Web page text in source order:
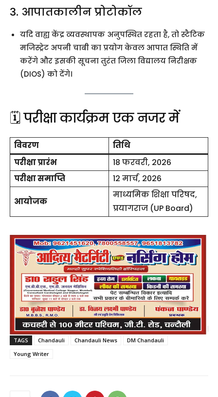
3. आपातकालीन प्रोटोकॉल
यदि वाह्य केंद्र व्यवस्थापक अनुपस्थित रहता है, तो स्टैटिक
मजिस्ट्रेट अपनी चाबी का प्रयोग केवल आपात स्थिति में
करेंगे और इसकी सूचना तुरंत जिला विद्यालय निरीक्षक
(DIOS) को देंगे।
🗓️ परीक्षा कार्यक्रम एक नजर में
विवरण
तिथि
परीक्षा प्रारंभ
18 फरवरी, 2026
परीक्षा समाप्ति
12 मार्च, 2026
आयोजक
माध्यमिक शिक्षा परिषद,
प्रयागराज (UP Board)
TAGS Chandauli Chandauli News
DM Chandauli
Young Writer